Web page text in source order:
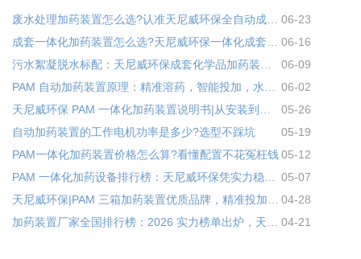
废水处理加药装置怎么选?认准天尼威环保全自动成套加药设备 06-23
成套一体化加药装置怎么选?天尼威环保一体化成套加药装置省心又省钱 06-16
污水絮凝脱水标配：天尼威环保成套化学品加药装置，专为 PAM 投加量身打造
06-09
PAM 自动加药装置原理：精准溶药，智能投加，水处理高效省心 06-02
天尼威环保 PAM 一体化加药装置说明书|从安装到运维，实操详解
05-26
自动加药装置的工作电机功率是多少?选型不踩坑
05-19
PAM一体化加药装置价格怎么算?看懂配置不花冤枉钱 05-12
PAM 一体化加药设备排行榜：天尼威环保凭实力稳居优质厂家前列 05-07
天尼威环保|PAM 三箱加药装置优质品牌，精准投加省药省心 04-28
加药装置厂家全国排行榜：2026 实力榜单出炉，天尼威环保凭硬核实力稳居前列 04-21